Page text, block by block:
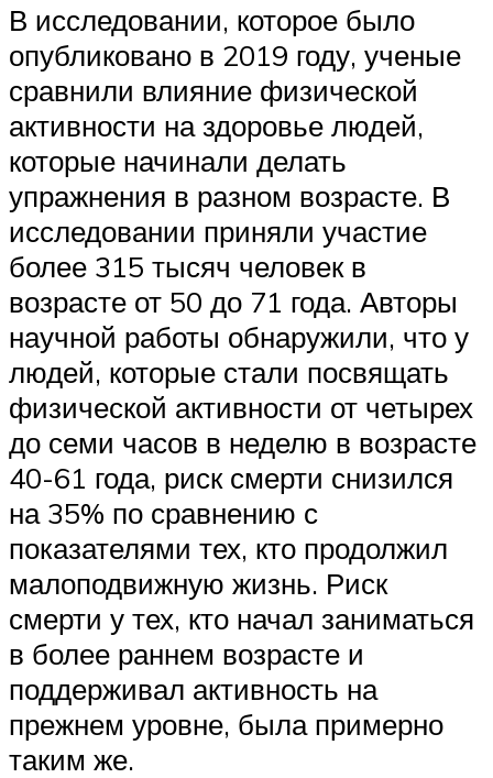
В исследовании, которое было
опубликовано в 2019 году, ученые
сравнили влияние физической
активности на здоровье людей,
которые начинали делать
упражнения в разном возрасте. В
исследовании приняли участие
более 315 тысяч человек в
возрасте от 50 до 71 года. Авторы
научной работы обнаружили, что у
людей, которые стали посвящать
физической активности от четырех
до семи часов в неделю в возрасте
40-61 года, риск смерти снизился
на 35% по сравнению с
показателями тех, кто продолжил
малоподвижную жизнь. Риск
смерти у тех, кто начал заниматься
в более раннем возрасте и
поддерживал активность на
прежнем уровне, была примерно
таким же.